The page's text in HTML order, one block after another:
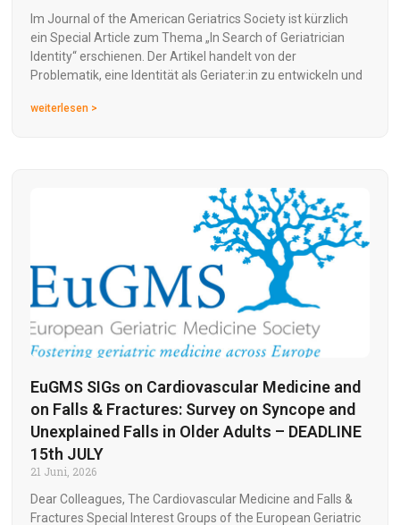
Im Journal of the American Geriatrics Society ist kürzlich
ein Special Article zum Thema „In Search of Geriatrician
Identity“ erschienen. Der Artikel handelt von der
Problematik, eine Identität als Geriater:in zu entwickeln und
weiterlesen >
EuGMS SIGs on Cardiovascular Medicine and
on Falls & Fractures: Survey on Syncope and
Unexplained Falls in Older Adults – DEADLINE
15th JULY
21 Juni, 2026
Dear Colleagues, The Cardiovascular Medicine and Falls &
Fractures Special Interest Groups of the European Geriatric